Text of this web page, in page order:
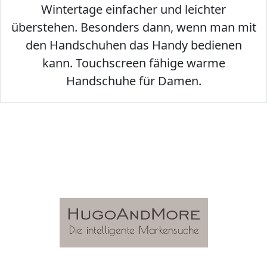
Wintertage einfacher und leichter
überstehen. Besonders dann, wenn man mit
den Handschuhen das Handy bedienen
kann. Touchscreen fähige warme
Handschuhe für Damen.